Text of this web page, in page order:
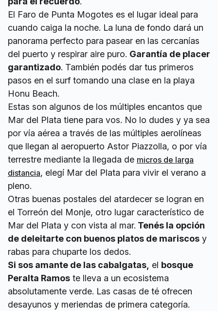
El Faro de Punta Mogotes es el lugar ideal para
cuando caiga la noche. La luna de fondo dará un
panorama perfecto para pasear en las cercanías
del puerto y respirar aire puro. Garantía de placer
garantizado. También podés dar tus primeros
pasos en el surf tomando una clase en la playa
Honu Beach.
Estas son algunos de los múltiples encantos que
Mar del Plata tiene para vos. No lo dudes y ya sea
por vía aérea a través de las múltiples aerolíneas
que llegan al aeropuerto Astor Piazzolla, o por vía
terrestre mediante la llegada de micros de larga
distancia, elegí Mar del Plata para vivir el verano a
pleno.
Otras buenas postales del atardecer se logran en
el Torreón del Monje, otro lugar característico de
Mar del Plata y con vista al mar. Tenés la opción
de deleitarte con buenos platos de mariscos y
rabas para chuparte los dedos.
Si sos amante de las cabalgatas, el bosque
Peralta Ramos te lleva a un ecosistema
absolutamente verde. Las casas de té ofrecen
desayunos y meriendas de primera categoría.